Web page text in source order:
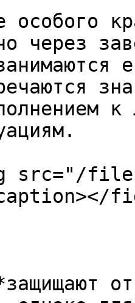
особого
через
src="/files/